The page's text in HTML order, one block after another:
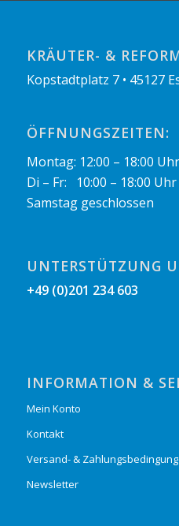
KRÄUTER- &
Kopstadtplatz 7 • 45127
ÖFFNUNGSZEITEN:
Montag: 12:00 – 18:00 Uhr
Di – Fr: 10:00 – 18:00 Uhr
Samstag geschlossen
UNTERSTÜTZUNG
+49 (0)201 234 603
INFORMATION &
Mein Konto
Kontakt
Versand- &
Newsletter